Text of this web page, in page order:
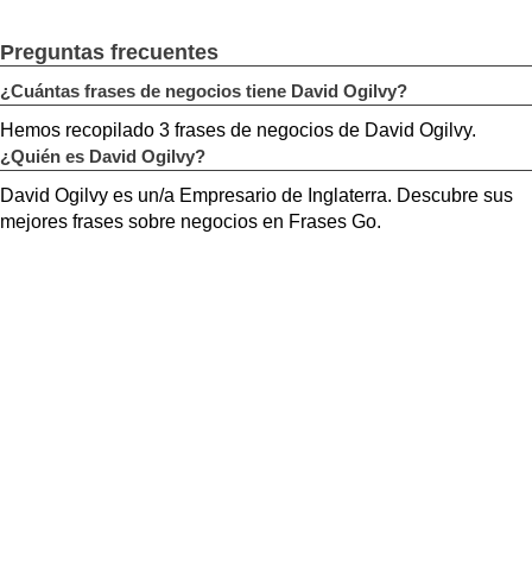
Preguntas frecuentes
¿Cuántas frases de negocios tiene David Ogilvy?
Hemos recopilado 3 frases de negocios de David Ogilvy.
¿Quién es David Ogilvy?
David Ogilvy es un/a Empresario de Inglaterra. Descubre sus
mejores frases sobre negocios en Frases Go.